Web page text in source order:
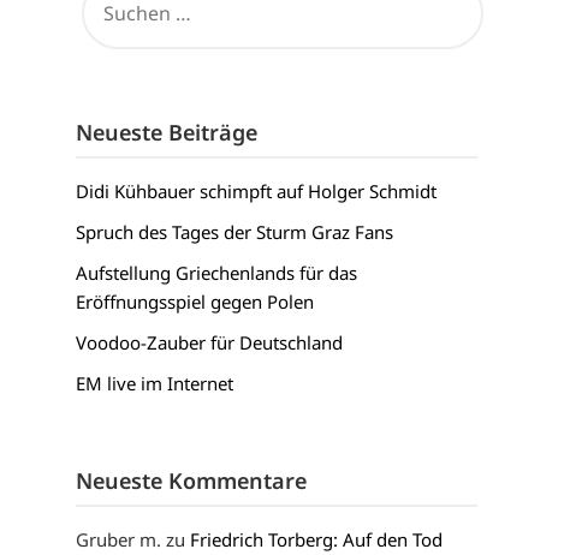
NACH:
Neueste Beiträge
Didi Kühbauer schimpft auf Holger Schmidt
Spruch des Tages der Sturm Graz Fans
Aufstellung Griechenlands für das
Eröffnungsspiel gegen Polen
Voodoo-Zauber für Deutschland
EM live im Internet
Neueste Kommentare
Gruber m. zu Friedrich Torberg: Auf den Tod